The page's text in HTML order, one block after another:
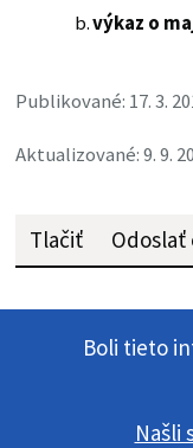
výkaz o
Publikované: 17. 3.
Aktualizované: 9. 9.
Tlačiť Odoslať
Boli tieto
Našli